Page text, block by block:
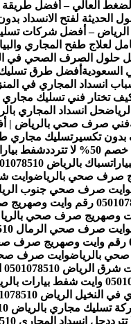
العالي – أفضل طريقة
لفتح الانسداد
الرياض – أفضل شركات
لعلاج طفح المجاري
حلول الصرف الصحي في
أفضل طرق
انسداد المجاري في
تختار فني تسليك
حل انسداد المجاري
فني صرف صحي بالرياض | أفضل
تكسيرتسليك مجاري
شفط بيارات بالرياض
سباك بالرياض 0501078510 افضل شركة سباكة في الرياض
وايت شفط صرف
وايت صرف صحي جنوب الرياض 0501078510 رقم وايت وصهريج صرف صحي
وايت صرف صحي الرمال 0501078510 رقم وايت وصهريج صرف صحي بالرياض
وايت صرف صحي جنوب الرياض
افضل خدمات شفط البيارات
0501078510 خصم 50% اتصل الآن
مجاري بالرياض 0501078510 اتصل الآن خصم 50% لا تتردد
حل انسداد المجاري 0501078510 اتصل الآن خصم 50% لا تتردد